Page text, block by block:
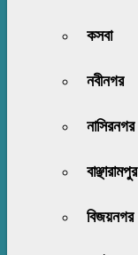
কসবা
নবীনগর
নাসিরনগর
বাঞ্ছারামপুর
বিজয়নগর